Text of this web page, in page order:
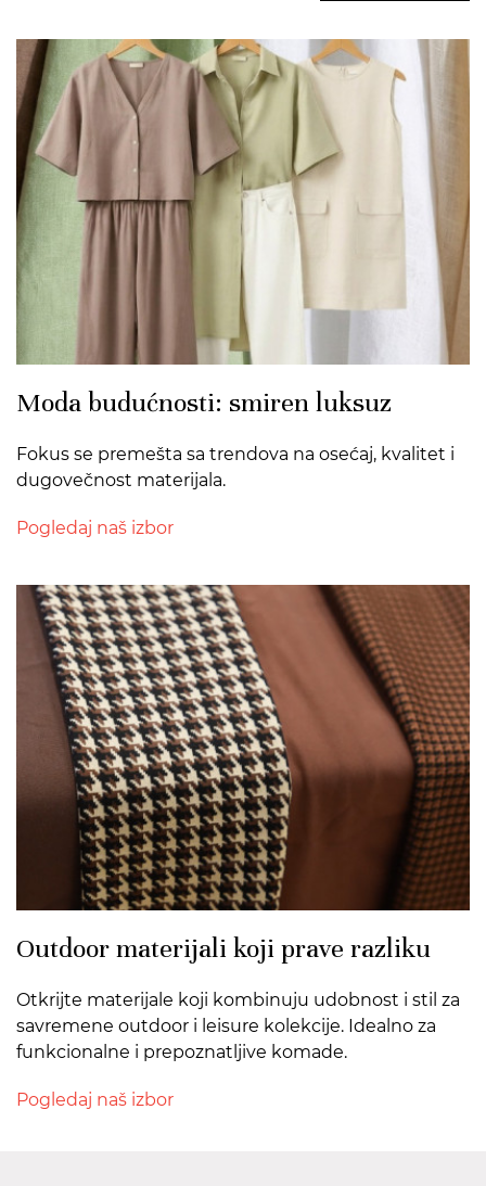
Moda budućnosti: smiren luksuz
Fokus se premešta sa trendova na osećaj, kvalitet i
dugovečnost materijala.
Pogledaj naš izbor
Outdoor materijali koji prave razliku
Otkrijte materijale koji kombinuju udobnost i stil za
savremene outdoor i leisure kolekcije. Idealno za
funkcionalne i prepoznatljive komade.
Pogledaj naš izbor